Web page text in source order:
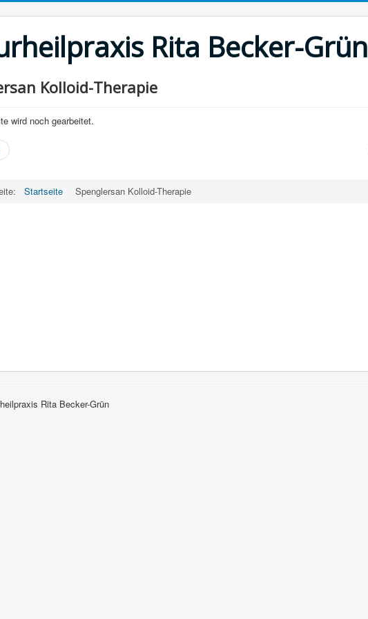
Rita Becker-Grün
Kolloid-Therapie
wird noch gearbeitet.
Startseite Spenglersan Kolloid-Therapie
Rita Becker-Grün